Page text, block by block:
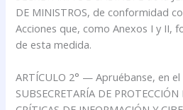
DE MINISTROS, de conformidad
Acciones que, como Anexos I y II,
de esta medida.
ARTÍCULO 2° — Apruébanse, en
SUBSECRETARÍA DE